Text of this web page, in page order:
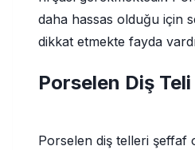
daha hassas olduğu için
dikkat etmekte fayda
Porselen Diş Teli
Porselen diş telleri şeffaf